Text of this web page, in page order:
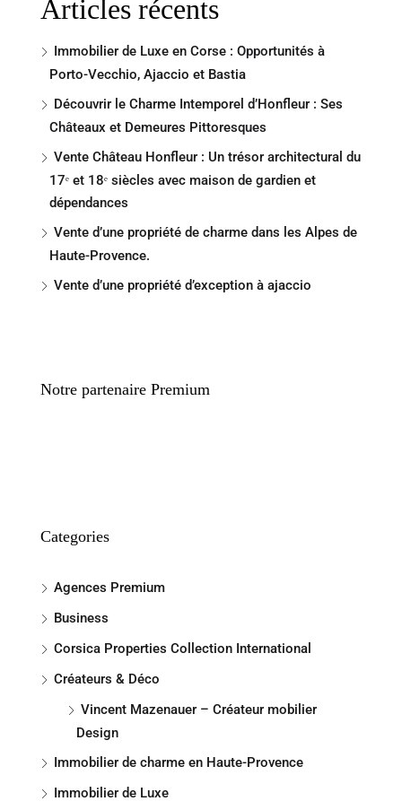
Articles récents
Immobilier de Luxe en Corse : Opportunités à
Porto-Vecchio, Ajaccio et Bastia
Découvrir le Charme Intemporel d’Honfleur : Ses
Châteaux et Demeures Pittoresques
Vente Château Honfleur : Un trésor architectural du
17ᵉ et 18ᵉ siècles avec maison de gardien et
dépendances
Vente d’une propriété de charme dans les Alpes de
Haute-Provence.
Vente d’une propriété d’exception à ajaccio
Notre partenaire Premium
Categories
Agences Premium
Business
Corsica Properties Collection International
Créateurs & Déco
Vincent Mazenauer – Créateur mobilier
Design
Immobilier de charme en Haute-Provence
Immobilier de Luxe